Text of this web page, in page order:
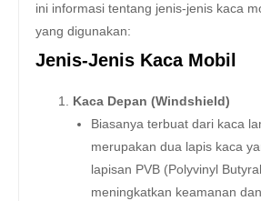
ini informasi tentang jenis-jenis kaca
yang digunakan:
Jenis-Jenis Kaca Mobil
Kaca Depan (Windshield)
Biasanya terbuat dari kaca
merupakan dua lapis kaca
lapisan PVB (Polyvinyl
meningkatkan keamanan